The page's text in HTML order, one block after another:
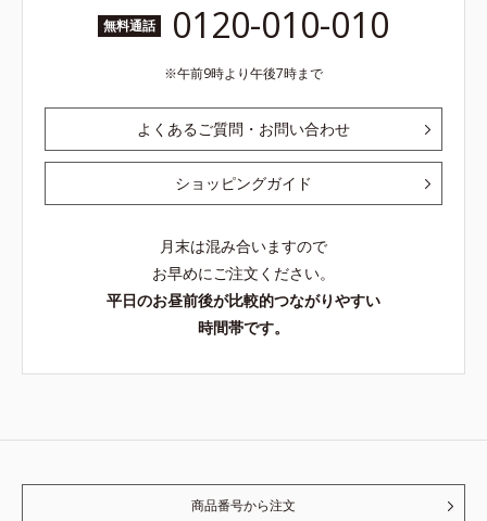
無料通話 0120-010-010
午前9時より午後7時まで
よくあるご質問・お問い合わせ
ショッピングガイド
月末は混み合いますので
お早めにご注文ください。
平日のお昼前後が比較的つながりやすい
時間帯です。
商品番号から注文